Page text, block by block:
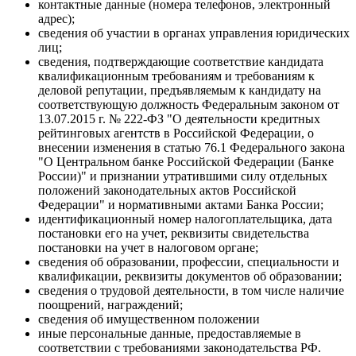
контактные данные (номера телефонов, электронный
адрес);
сведения об участии в органах управления юридических
лиц;
сведения, подтверждающие соответствие кандидата
квалификационным требованиям и требованиям к
деловой репутации, предъявляемым к кандидату на
соответствующую должность Федеральным законом от
13.07.2015 г. № 222-ФЗ "О деятельности кредитных
рейтинговых агентств в Российской Федерации, о
внесении изменения в статью 76.1 Федерального закона
"О Центральном банке Российской Федерации (Банке
России)" и признании утратившими силу отдельных
положений законодательных актов Российской
Федерации" и нормативными актами Банка России;
идентификационный номер налогоплательщика, дата
постановки его на учет, реквизиты свидетельства
постановки на учет в налоговом органе;
сведения об образовании, профессии, специальности и
квалификации, реквизиты документов об образовании;
сведения о трудовой деятельности, в том числе наличие
поощрений, награждений;
сведения об имущественном положении
иные персональные данные, предоставляемые в
соответствии с требованиями законодательства РФ.